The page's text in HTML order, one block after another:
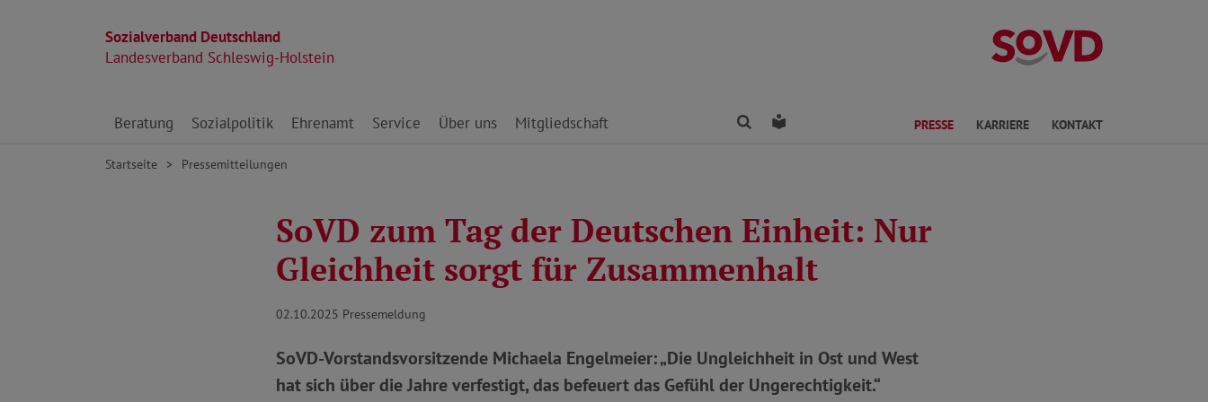
Sozialverband Deutschland
Landesverband Schleswig-Holstein
Direkt zu den Inhalten springen
Beratung Sozialpolitik Ehrenamt Service Über uns Mitgliedschaft FindenLeichte Sprache PRESSE KARRIERE KONTAKT
Startseite Pressemitteilungen
SoVD zum Tag der Deutschen Einheit: Nur
Gleichheit sorgt für Zusammenhalt
02.10.2025 Pressemeldung
SoVD-Vorstandsvorsitzende Michaela Engelmeier: „Die Ungleichheit in Ost und West
hat sich über die Jahre verfestigt, das befeuert das Gefühl der Ungerechtigkeit.“